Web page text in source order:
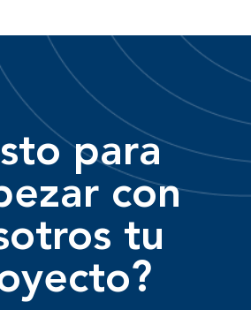
para
con
tu